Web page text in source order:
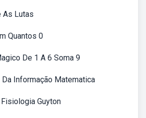
As Lutas
Quantos 0
De 1 A 6 Soma 9
Da Informação Matematica
Guyton